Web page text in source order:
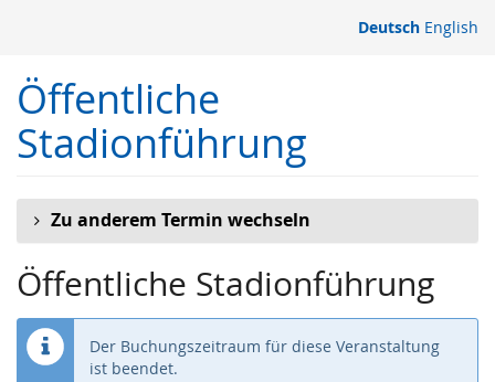
springen
Deutsch English
Öffentliche
Stadionführung
Zu anderem Termin wechseln
Öffentliche Stadionführung
Der Buchungszeitraum für diese Veranstaltung
ist beendet.